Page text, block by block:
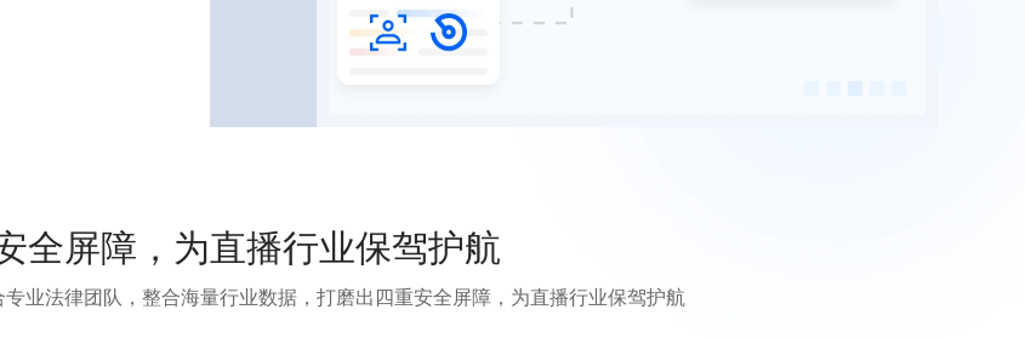
全屏障，为直播行业保驾护航
业法律团队，整合海量行业数据，打磨出四重安全屏障，为直播行业保驾护航